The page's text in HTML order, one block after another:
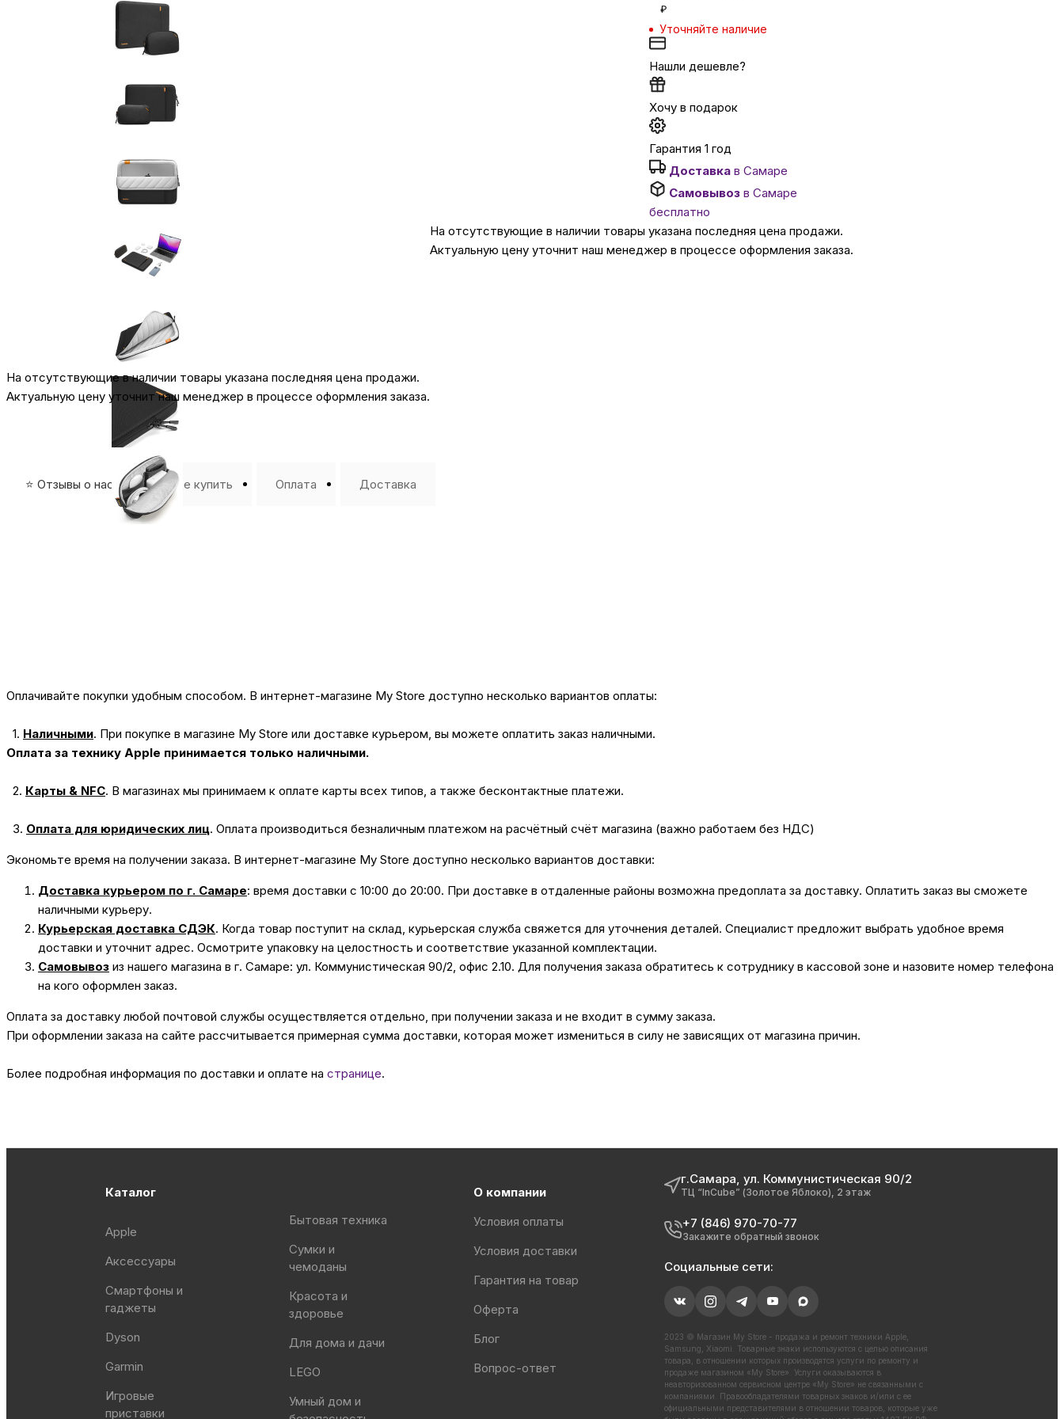
Автомобильные аксессуары
Сервисный центр Apple в Самаре
Подарочные сертификаты
Аудио
На отсутствующие в наличии товары указана последняя цена продажи.
Актуальную цену уточнит наш менеджер в процессе оформления заказа.
₽
Уточняйте наличие
Нашли дешевле?
Хочу в подарок
Гарантия 1 год
Доставкав Самаре
Самовывозв Самаре
бесплатно
На отсутствующие в наличии товары указана последняя цена продажи.
Актуальную цену уточнит наш менеджер в процессе оформления заказа.
⭐️ Отзывы о нас ⭐️ Где купить Оплата Доставка
Оплачивайте покупки удобным способом. В интернет-магазине My Store доступно несколько вариантов оплаты:
1. Наличными. При покупке в магазине My Store или доставке курьером, вы можете оплатить заказ наличными.
Оплата за технику Apple принимается только наличными.
2. Карты & NFC. В магазинах мы принимаем к оплате карты всех типов, а также бесконтактные платежи.
3. Оплата для юридических лиц. Оплата производиться безналичным платежом на расчётный счёт магазина (важно работаем без НДС)
Экономьте время на получении заказа. В интернет-магазине My Store доступно несколько вариантов доставки:
Доставка курьером по г. Самаре: время доставки с 10:00 до 20:00. При доставке в отдаленные районы возможна предоплата за доставку. Оплатить заказ вы сможете
наличными курьеру.
Курьерская доставка СДЭК. Когда товар поступит на склад, курьерская служба свяжется для уточнения деталей. Специалист предложит выбрать удобное время
доставки и уточнит адрес. Осмотрите упаковку на целостность и соответствие указанной комплектации.
Самовывоз из нашего магазина в г. Самаре: ул. Коммунистическая 90/2, офис 2.10. Для получения заказа обратитесь к сотруднику в кассовой зоне и назовите номер телефона
на кого оформлен заказ.
Оплата за доставку любой почтовой службы осуществляется отдельно, при получении заказа и не входит в сумму заказа.
При оформлении заказа на сайте рассчитывается примерная сумма доставки, которая может измениться в силу не зависящих от магазина причин.
Более подробная информация по доставки и оплате на странице.
Каталог
Apple
Аксессуары
Смартфоны и
гаджеты
Dyson
Garmin
Игровые
приставки
Бытовая техника
Сумки и
чемоданы
Красота и
здоровье
Для дома и дачи
LEGO
Умный дом и
О компании
Условия оплаты
Условия доставки
Гарантия на товар
Оферта
Блог
Вопрос-ответ
г.Самара, ул. Коммунистическая 90/2
ТЦ “InCube” (Золотое Яблоко), 2 этаж
+7 (846) 970-70-77
Закажите обратный звонок
Социальные сети:
2023 © Магазин My Store - продажа и ремонт техники Apple,
Samsung, Xiaomi. Товарные знаки используются с целью описания
товара, в отношении которых производятся услуги по ремонту и
продаже магазином «My Store». Услуги оказываются в
неавторизованном сервисном центре «My Store» не связанными с
компаниями. Правообладателями товарных знаков и/или с ее
официальными представителями в отношении товаров, которые уже